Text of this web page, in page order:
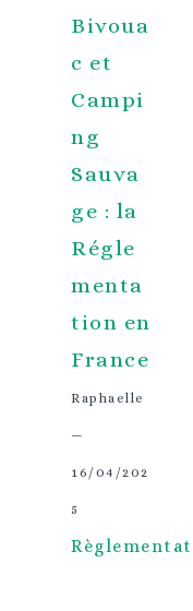
Bivoua
c et
Campi
ng
Sauva
ge : la
Régle
menta
tion en
France
Raphaelle
—
16/04/202
5